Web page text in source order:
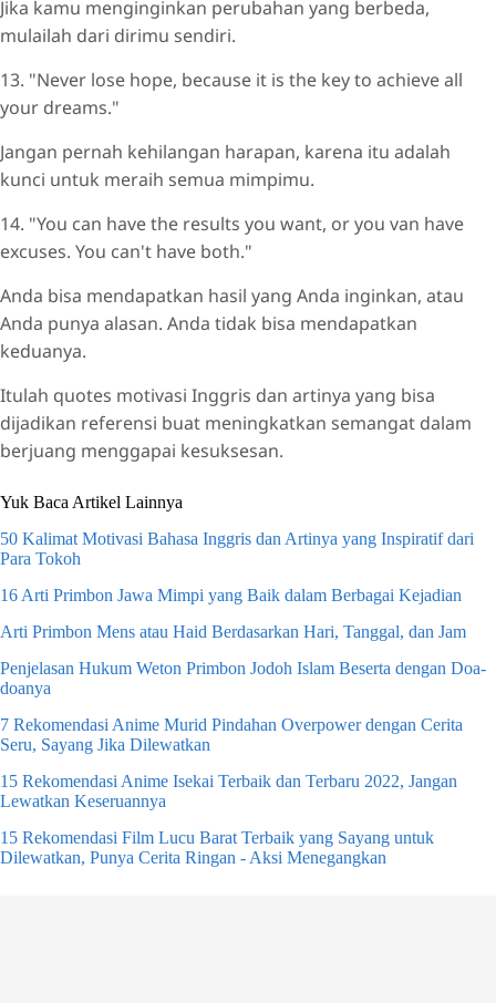
Jika kamu menginginkan perubahan yang berbeda,
mulailah dari dirimu sendiri.
13. "Never lose hope, because it is the key to achieve all
your dreams."
Jangan pernah kehilangan harapan, karena itu adalah
kunci untuk meraih semua mimpimu.
14. "You can have the results you want, or you van have
excuses. You can't have both."
Anda bisa mendapatkan hasil yang Anda inginkan, atau
Anda punya alasan. Anda tidak bisa mendapatkan
keduanya.
Itulah quotes motivasi Inggris dan artinya yang bisa
dijadikan referensi buat meningkatkan semangat dalam
berjuang menggapai kesuksesan.
Yuk Baca Artikel Lainnya
50 Kalimat Motivasi Bahasa Inggris dan Artinya yang Inspiratif dari
Para Tokoh
16 Arti Primbon Jawa Mimpi yang Baik dalam Berbagai Kejadian
Arti Primbon Mens atau Haid Berdasarkan Hari, Tanggal, dan Jam
Penjelasan Hukum Weton Primbon Jodoh Islam Beserta dengan Doa-
doanya
7 Rekomendasi Anime Murid Pindahan Overpower dengan Cerita
Seru, Sayang Jika Dilewatkan
15 Rekomendasi Anime Isekai Terbaik dan Terbaru 2022, Jangan
Lewatkan Keseruannya
15 Rekomendasi Film Lucu Barat Terbaik yang Sayang untuk
Dilewatkan, Punya Cerita Ringan - Aksi Menegangkan